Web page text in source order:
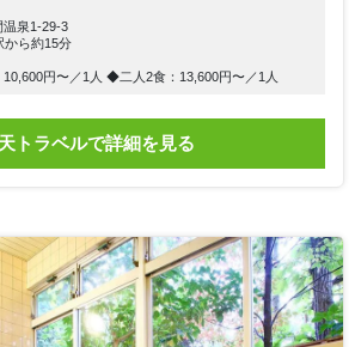
温泉1-29-3
から約15分
円〜／1人 ◆二人2食：13,600円〜／1人
トラベルで詳細を見る